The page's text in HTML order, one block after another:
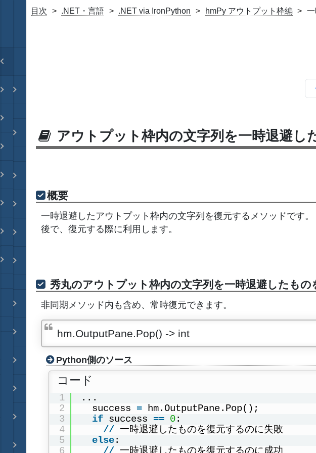
目次 .NET・言語 .NET via IronPython hmPy アウトプット枠編
アウトプット枠内の文字列を一時退避し
概要
一時退避したアウトプット枠内の文字列を復元するメソッドです。
後で、復元する際に利用します。
秀丸のアウトプット枠内の文字列を一時退避したもの
非同期メソッド内も含め、常時復元できます。
hm.OutputPane.Pop() -> int
Python側のソース
コード
1
2
3
4
5
...
success = hm.OutputPane.Pop();
if success == 0:
// 一時退避したものを復元するのに失敗
else: